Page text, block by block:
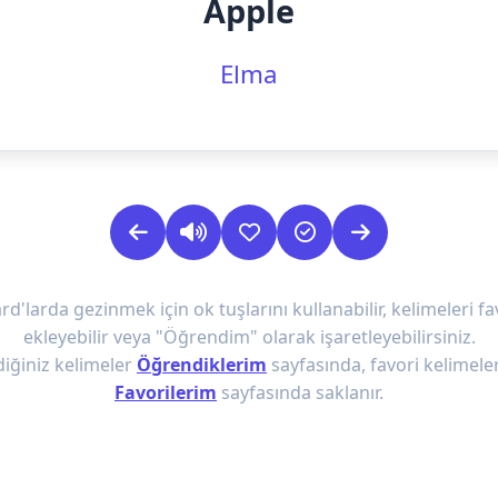
Apple
Elma
gezinmek için ok tuşlarını kullanabilir, kelimeleri
ekleyebilir veya "Öğrendim" olarak işaretleyebilirsiniz.
kelimeler Öğrendiklerim sayfasında, favori
Favorilerim sayfasında saklanır.